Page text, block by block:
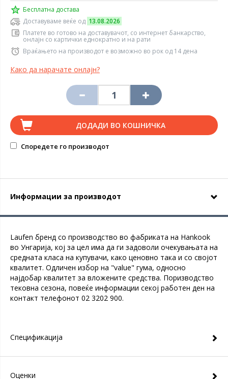
Бесплатна достава
Доставуваме веќе од 13.08.2026
Платете во готово на доставувачот, со интернет банкарство,
онлајн со картички еднократно и на рати
Враќањето на производот е возможно во рок од 14 дена
Како да нарачате онлајн?
ДОДАДИ ВО КОШНИЧКА
Споредете го производот
Информации за производот
Laufen бренд со производство во фабриката на Hankook
во Унгарија, кој за цел има да ги задоволи очекувањата на
средната класа на купувачи, како ценовно така и со својот
квалитет. Одличен избор на "value" гума, односно
најдобар квалитет за вложените средства. Поризводство
тековна сезона, повеќе информации секој работен ден на
контакт телефонот 02 3202 900.
Спецификација
Оценки